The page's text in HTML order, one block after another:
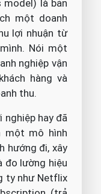
model) là bản
một doanh
lợi nhuận từ
Nói một
nghiệp vận
hàng và
thu.
nghiệp hay đã
một mô hình
hướng đi, xây
đo lường hiệu
ty như Netflix